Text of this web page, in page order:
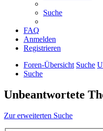
Suche
FAQ
Anmelden
Registrieren
Foren-Übersicht Suche
Suche
Unbeantwortete
Zur erweiterten Suche